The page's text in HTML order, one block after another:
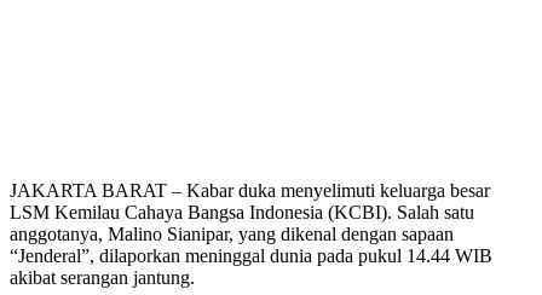
JAKARTA BARAT – Kabar duka menyelimuti keluarga besar
LSM Kemilau Cahaya Bangsa Indonesia (KCBI). Salah satu
anggotanya, Malino Sianipar, yang dikenal dengan sapaan
“Jenderal”, dilaporkan meninggal dunia pada pukul 14.44 WIB
akibat serangan jantung.